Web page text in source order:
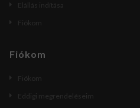
Elállás indítása
Fiókom
Fiókom
Fiókom
Eddigi megrendeléseim